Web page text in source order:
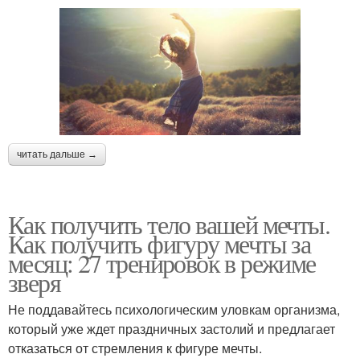
читать дальше →
Как получить тело вашей мечты.
Как получить фигуру мечты за
месяц: 27 тренировок в режиме
зверя
Не поддавайтесь психологическим уловкам организма,
который уже ждет праздничных застолий и предлагает
отказаться от стремления к фигуре мечты.